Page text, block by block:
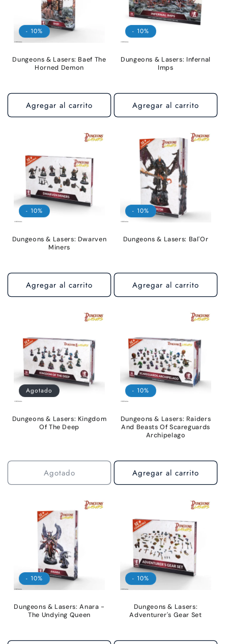
- 10%
Dungeons & Lasers: Baef The
Horned Demon
Agregar al carrito
- 10%
Dungeons & Lasers: Infernal
Imps
Agregar al carrito
- 10%
Dungeons & Lasers: Dwarven
Miners
Agregar al carrito
- 10%
Dungeons & Lasers: Bal'Or
Agregar al carrito
Agotado
Dungeons & Lasers: Kingdom
Of The Deep
Agotado
- 10%
Dungeons & Lasers: Raiders
And Beasts Of Scareguards
Archipelago
Agregar al carrito
- 10%
Dungeons & Lasers: Anara -
The Undying Queen
- 10%
Dungeons & Lasers:
Adventurer's Gear Set